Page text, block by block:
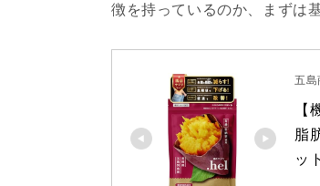
徴を持っているのか、まずは
五島
【
脂
ッ